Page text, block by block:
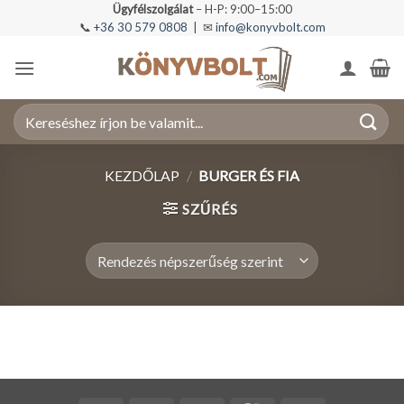
Ügyfélszolgálat– H-P: 9:00–15:00
📞 +36 30 579 0808 | ✉ info@konyvbolt.com
Keresés
a
KEZDŐLAP / BURGER ÉS FIA
SZŰRÉS